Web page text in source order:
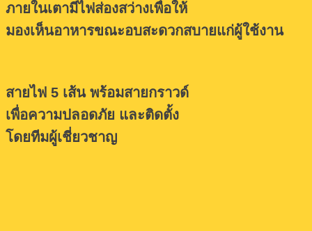
ภายในเตามีไฟส่องสว่างเพื่อให้
มองเห็นอาหารขณะอบสะดวกสบายแก่ผู้ใช้งาน
สายไฟ 5 เส้น พร้อมสายกราวด์
เพื่อความปลอดภัย และติดตั้ง
โดยทีมผู้เชี่ยวชาญ